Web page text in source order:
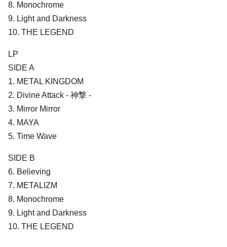
8. Monochrome
9. Light and Darkness
10. THE LEGEND
LP
SIDE A
1. METAL KINGDOM
2. Divine Attack - 神撃 -
3. Mirror Mirror
4. MAYA
5. Time Wave
SIDE B
6. Believing
7. METALIZM
8. Monochrome
9. Light and Darkness
10. THE LEGEND